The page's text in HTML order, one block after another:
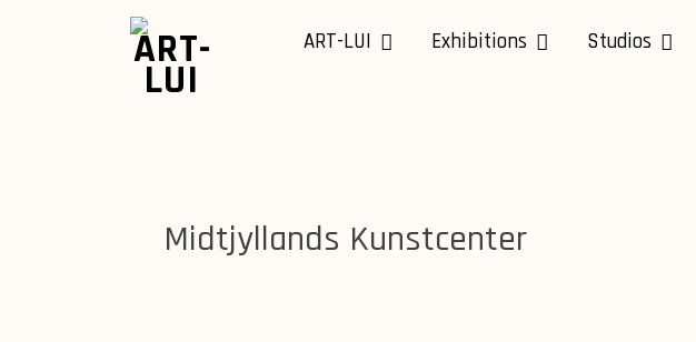
ART-LUI Exhibitions Studios
Midtjyllands Kunstcenter